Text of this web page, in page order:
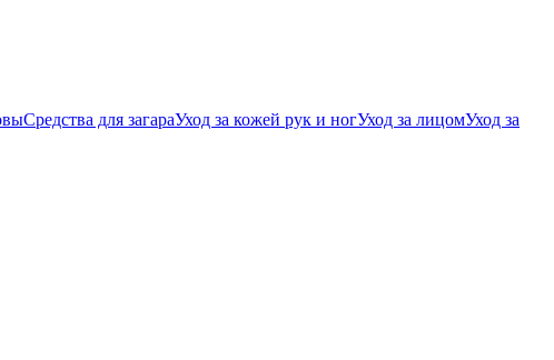
Средства для загараУход за кожей рук и ногУход за лицомУход за